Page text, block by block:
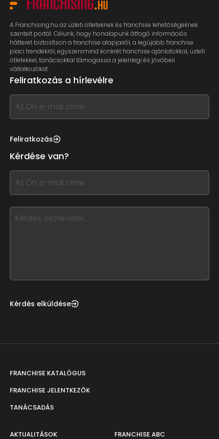
A Franchising.hu az üzleti ötleteknek és franchise lehetőségeknek
szentelt portál. Célunk, hogy honalapunk átfogó információs
hátteret biztosítson a franchise alapjairól, a legújabb franchise
piaci trendekről, egyszersmind konkrét franchise ajánlatokkal, üzleti
ötletekkel, tanácsokkal támogassa a jelenlegi és jövőbeli
vállalkozókat.
Feliratkozás a hírlevélre
If
you
this,
this
form
field
blank
Feliratkozás
Kérdése van?
If
you
this,
Kérdés elküldése
FRANCHISE KATALÓGUS
FRANCHISE JELENTKEZŐK
TANÁCSADÁS
AKTUALITÁSOK FRANCHISE ABC